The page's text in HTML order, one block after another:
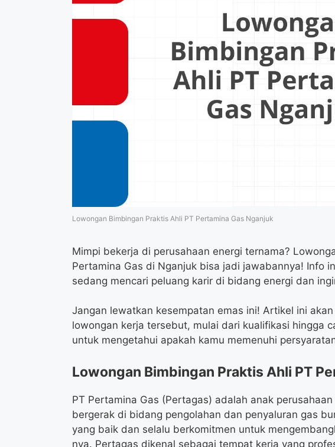
Lowongan Bimbingan Praktis Ahli PT Pertamina Gas Nganjuk
Mimpi bekerja di perusahaan energi ternama?
Pertamina Gas di Nganjuk bisa jadi jawabannya! Info
sedang mencari peluang karir di bidang energi dan
Jangan lewatkan kesempatan emas ini! Artikel ini
lowongan kerja tersebut, mulai dari kualifikasi hingga
untuk mengetahui apakah kamu memenuhi
Lowongan Bimbingan Praktis Ahli PT
PT Pertamina Gas (Pertagas) adalah anak
bergerak di bidang pengolahan dan penyaluran gas
yang baik dan selalu berkomitmen untuk
nya. Pertagas dikenal sebagai tempat kerja yang